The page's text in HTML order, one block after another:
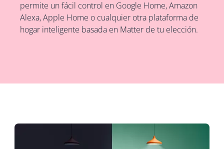
permite un fácil control en Google Home, Amazon
Alexa, Apple Home o cualquier otra plataforma de
hogar inteligente basada en Matter de tu elección.